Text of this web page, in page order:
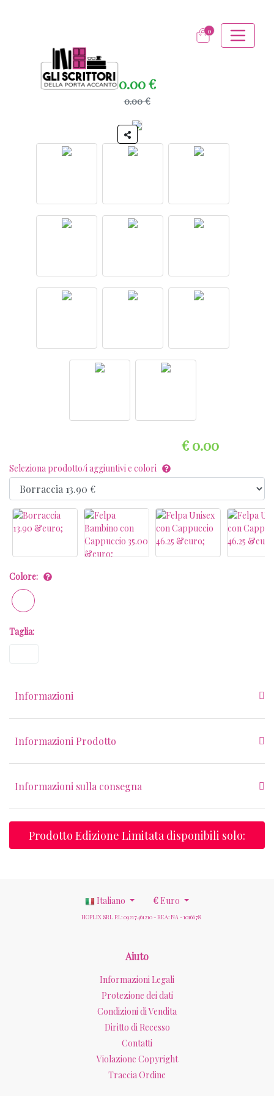
0
0.00 €
0.00 €
€ 0.00
Seleziona prodotto/i aggiuntivi e colori
Colore:
Taglia:
Informazioni
Informazioni Prodotto
Informazioni sulla consegna
Prodotto Edizione Limitata disponibili solo:
Italiano €Euro
HOPLIX SRL P.I.: 09217461210 - REA: NA - 1016678
Aiuto
Informazioni Legali
Protezione dei dati
Condizioni di Vendita
Diritto di Recesso
Contatti
Violazione Copyright
Traccia Ordine